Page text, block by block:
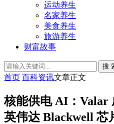
运动养生
名家养生
美食养生
旅游养生
财富故事
搜
首页 百科资讯文章正文
核能供电 AI：Valar
英伟达 Blackwell 芯